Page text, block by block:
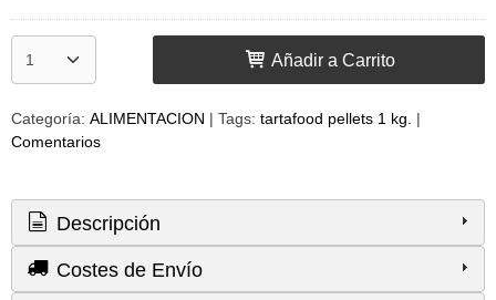
Añadir a Carrito
Categoría: ALIMENTACION | Tags: tartafood pellets 1 kg.
|
Comentarios
Descripción
Costes de Envío